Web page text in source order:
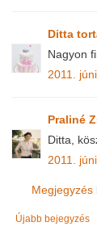
Ditta
Nagyon
2011.
Praliné
Ditta,
2011.
Megjegyzés
Újabb bejegyzés